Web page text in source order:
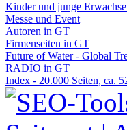
Kinder und junge
Messe und Event
Autoren in GT
Firmenseiten in GT
Future of Water - Global
RADIO in GT
Index - 20.000 Seiten, ca.